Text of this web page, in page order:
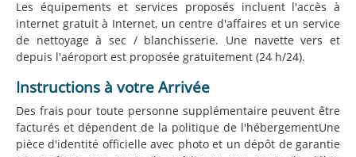
Les équipements et services proposés incluent l'accès à
internet gratuit à Internet, un centre d'affaires et un service
de nettoyage à sec / blanchisserie. Une navette vers et
depuis l'aéroport est proposée gratuitement (24 h/24).
Instructions à votre Arrivée
Des frais pour toute personne supplémentaire peuvent être
facturés et dépendent de la politique de l'hébergementUne
pièce d'identité officielle avec photo et un dépôt de garantie